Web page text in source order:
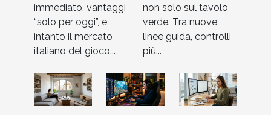
immediato, vantaggi
“solo per oggi”, e
intanto il mercato
italiano del gioco...
non solo sul tavolo
verde. Tra nuove
linee guida, controlli
più...